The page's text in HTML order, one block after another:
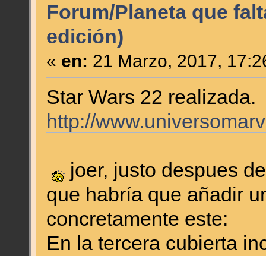
Forum/Planeta que
edición)
« en: 21 Marzo, 2017,
Star Wars 22 realizada.
http://
joer, justo despues
que habría que añadir
concretamente este:
En la tercera cubierta